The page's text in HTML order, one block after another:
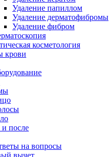
Удаление папиллом
Удаление дерматофибромы
Удаление фибром
косметология
крови
после
на вопросы
вычет